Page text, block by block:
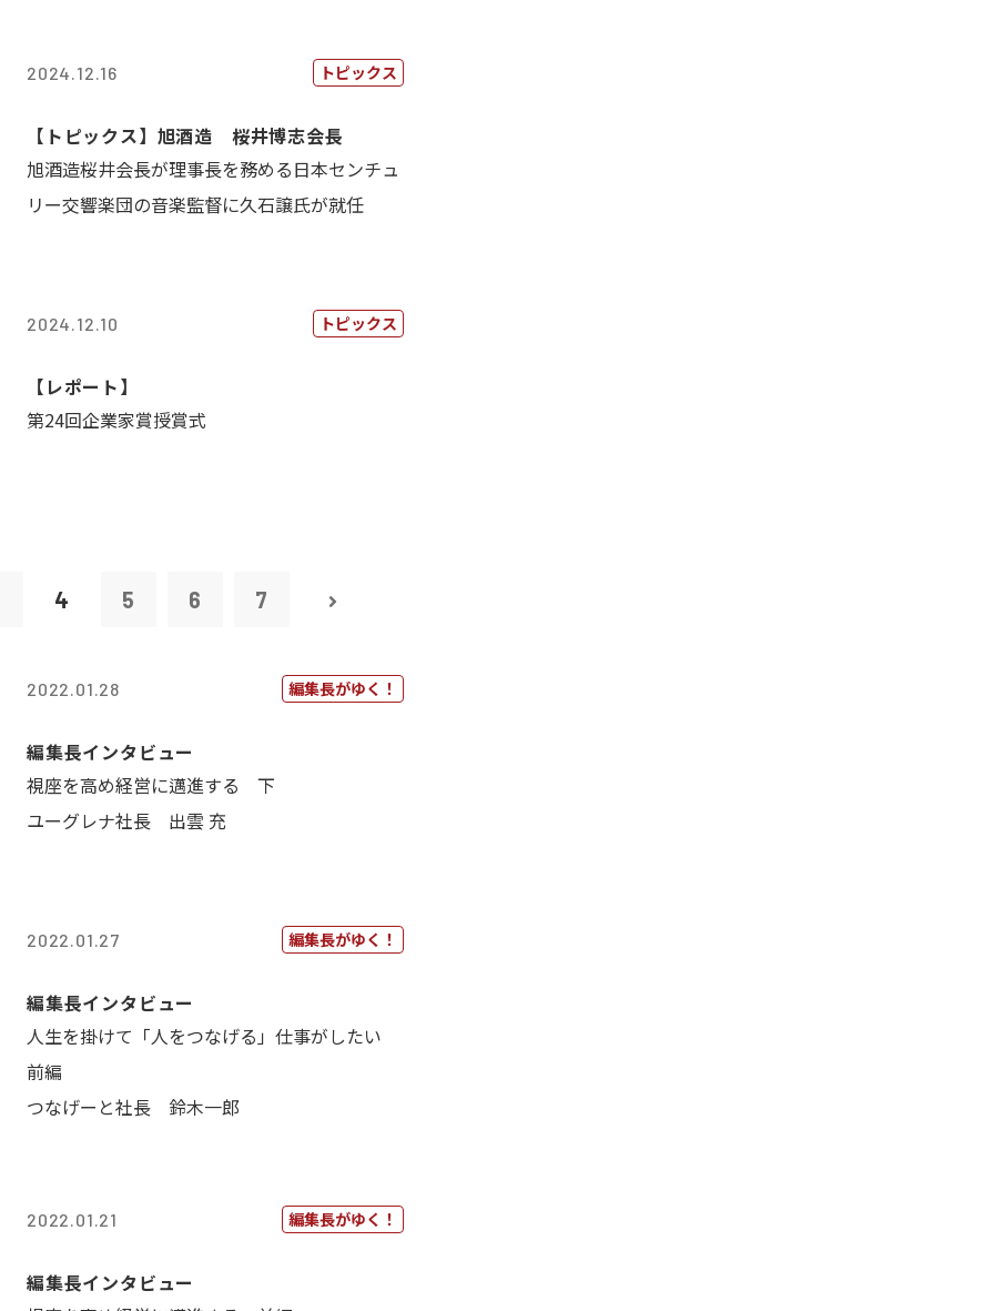
2024.12.16 トピックス
【トピックス】旭酒造 桜井博志会長
旭酒造桜井会長が理事長を務める日本センチュ
リー交響楽団の音楽監督に久石譲氏が就任
2024.12.10 トピックス
【レポート】
第24回企業家賞授賞式
4 5 6 7
2022.01.28 編集長がゆく！
編集長インタビュー
視座を高め経営に邁進する 下
ユーグレナ社長 出雲 充
2022.01.27 編集長がゆく！
編集長インタビュー
人生を掛けて「人をつなげる」仕事がしたい
前編
つなげーと社長 鈴木一郎
2022.01.21 編集長がゆく！
編集長インタビュー